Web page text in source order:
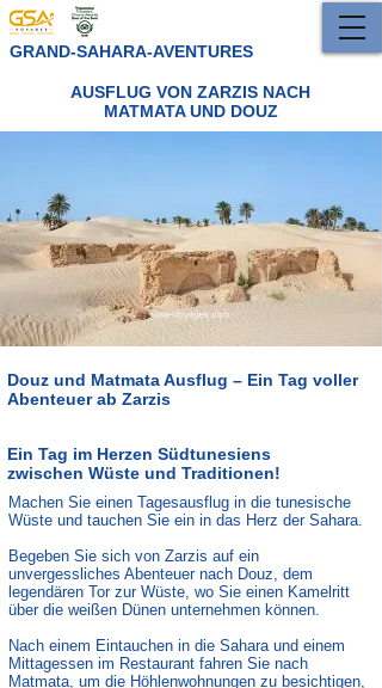
GRAND-SAHARA-AVENTURES
AUSFLUG VON ZARZIS NACH
MATMATA UND DOUZ
Douz und Matmata Ausflug – Ein Tag voller
Abenteuer ab Zarzis
Ein Tag im Herzen Südtunesiens
zwischen Wüste und Traditionen!
Machen Sie einen Tagesausflug in die tunesische
Wüste und tauchen Sie ein in das Herz der Sahara.
Begeben Sie sich von Zarzis auf ein
unvergessliches Abenteuer nach Douz, dem
legendären Tor zur Wüste, wo Sie einen Kamelritt
über die weißen Dünen unternehmen können.
Nach einem Eintauchen in die Sahara und einem
Mittagessen im Restaurant fahren Sie nach
Matmata, um die Höhlenwohnungen zu besichtigen,